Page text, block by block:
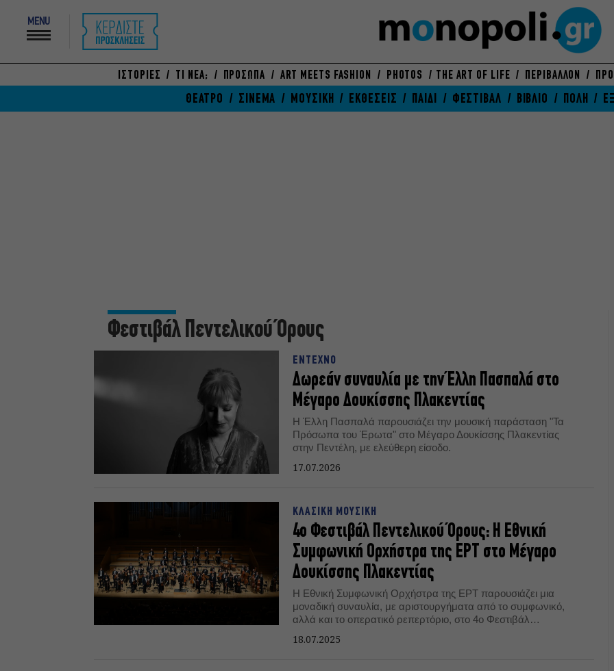
MENU
ΙΣΤΟΡΙΕΣ ΤΙ ΝΕΑ; ΠΡΟΣΩΠΑ ART MEETS FASHION PHOTOS THE ART OF LIFE ΠΕΡΙΒΑΛΛΟΝ
ΘΕΑΤΡΟ ΣΙΝΕΜΑ ΜΟΥΣΙΚΗ ΕΚΘΕΣΕΙΣ ΠΑΙΔΙ ΦΕΣΤΙΒΑΛ ΒΙΒΛΙΟ ΠΟΛΗ
Φεστιβάλ Πεντελικού Όρους
ΕΝΤΕΧΝΟ
Δωρεάν συναυλία με την Έλλη Πασπαλά στο
Μέγαρο Δουκίσσης Πλακεντίας
Η Έλλη Πασπαλά παρουσιάζει την μουσική παράσταση "Τα
Πρόσωπα του Έρωτα" στο Μέγαρο Δουκίσσης Πλακεντίας
στην Πεντέλη, με ελεύθερη είσοδο.
17.07.2026
ΚΛΑΣΙΚΗ ΜΟΥΣΙΚΗ
4ο Φεστιβάλ Πεντελικού Όρους: Η Εθνική
Συμφωνική Ορχήστρα της ΕΡΤ στο Μέγαρο
Δουκίσσης Πλακεντίας
Η Εθνική Συμφωνική Ορχήστρα της ΕΡΤ παρουσιάζει μια
μοναδική συναυλία, με αριστουργήματα από το συμφωνικό,
αλλά και το οπερατικό ρεπερτόριο, στο 4ο Φεστιβάλ
18.07.2025